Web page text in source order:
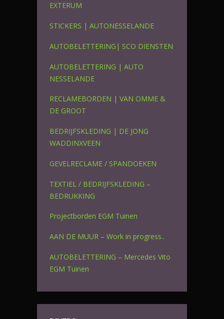
EXTERUM
STICKERS | AUTONESSELANDE
AUTOBELETTERING| SCO DIENSTEN
AUTOBELETTERING | AUTO
NESSELANDE
RECLAMEBORDEN | VAN OMME &
DE GROOT
BEDRIJFSKLEDING | DE JONG
WADDINXVEEN
GEVELRECLAME / SPANDOEKEN
TEXTIEL / BEDRIJFSKLEDING –
BEDRUKKING
Projectborden EGM Tuinen
AAN DE MUUR – Work in progress..
AUTOBELETTERING – Mercedes Vito
EGM Tuinen